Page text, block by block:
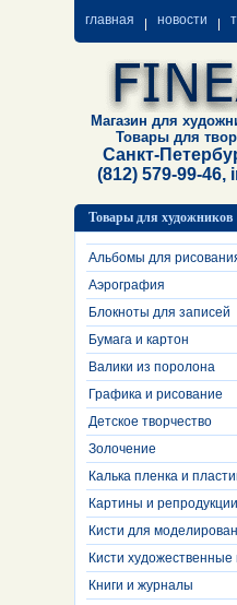
главная новости
Магазин для
Товары для
Санкт-
(812) 579-99-46,
Товары для художников
Альбомы для
Аэрография
Блокноты для записей
Бумага и картон
Валики из поролона
Графика и рисование
Детское творчество
Золочение
Калька пленка и
Картины и репродукции
Кисти для
Кисти
Книги и журналы